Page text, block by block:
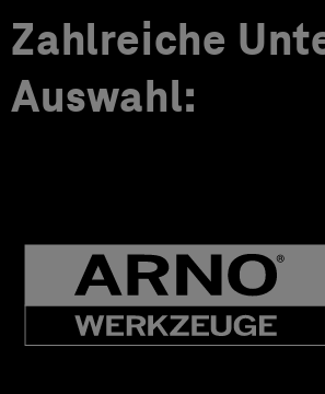
Zahlreiche
Auswahl: